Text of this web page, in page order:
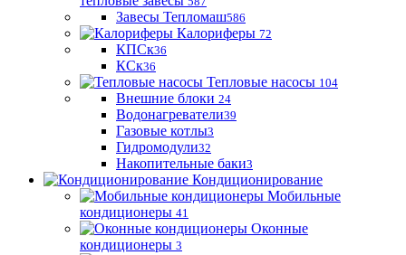
Завесы Тепломаш586
Калориферы 72
КПСк36
КСк36
Тепловые насосы 104
Внешние блоки 24
Водонагреватели39
Газовые котлы3
Гидромодули32
Накопительные баки3
Кондиционирование
Мобильные
кондиционеры 41
Оконные
кондиционеры 3